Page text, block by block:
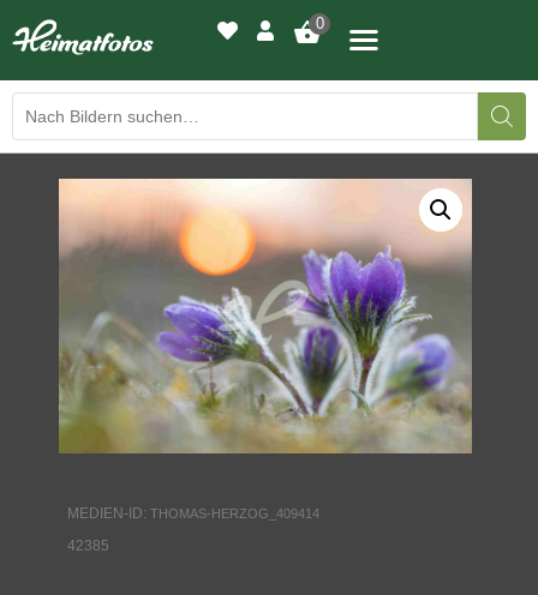
0
BILDERGALERIE
DRUCKQUALITÄTEN
LED-LEUCHTBILDER
WIR DRUCKEN IHR BILD
AUSSTELLUNGEN
KONTAKT
MEDIEN-ID: THOMAS-HERZOG_409414
42385